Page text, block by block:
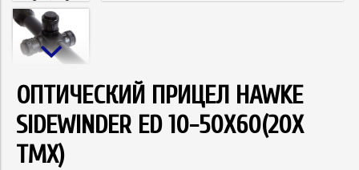
ОПТИЧЕСКИЙ ПРИЦЕЛ HAWKE
SIDEWINDER ED 10-50X60(20X
TMX)